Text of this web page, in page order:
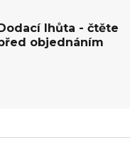
lhůta - čtěte
objednáním